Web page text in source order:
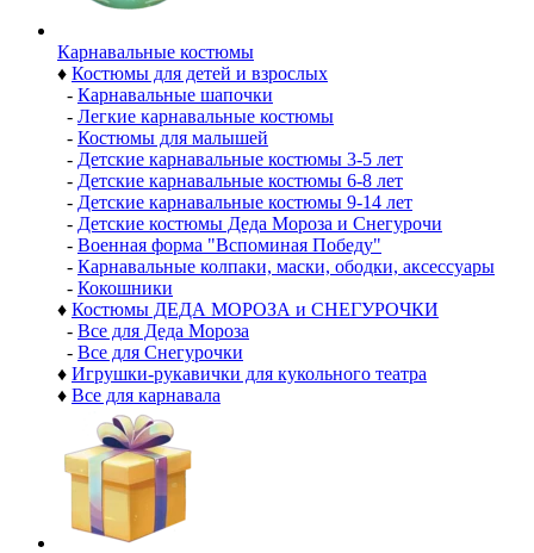
Карнавальные костюмы
♦ Костюмы для детей и взрослых
- Карнавальные шапочки
- Легкие карнавальные костюмы
- Костюмы для малышей
- Детские карнавальные костюмы 3-5 лет
- Детские карнавальные костюмы 6-8 лет
- Детские карнавальные костюмы 9-14 лет
- Детские костюмы Деда Мороза и Снегурочи
- Военная форма "Вспоминая Победу"
- Карнавальные колпаки, маски, ободки, аксессуары
- Кокошники
♦ Костюмы ДЕДА МОРОЗА и СНЕГУРОЧКИ
- Все для Деда Мороза
- Все для Снегурочки
♦ Игрушки-рукавички для кукольного театра
♦ Все для карнавала